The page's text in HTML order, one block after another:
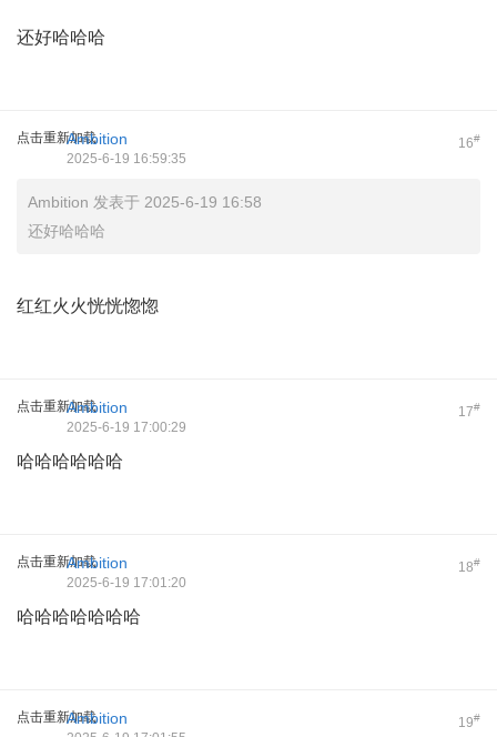
还好哈哈哈
点击重新加载 16#
Ambition
2025-6-19 16:59:35
Ambition 发表于 2025-6-19 16:58
还好哈哈哈
红红火火恍恍惚惚
点击重新加载 17#
Ambition
2025-6-19 17:00:29
哈哈哈哈哈哈
点击重新加载 18#
Ambition
2025-6-19 17:01:20
哈哈哈哈哈哈哈
点击重新加载 19#
Ambition